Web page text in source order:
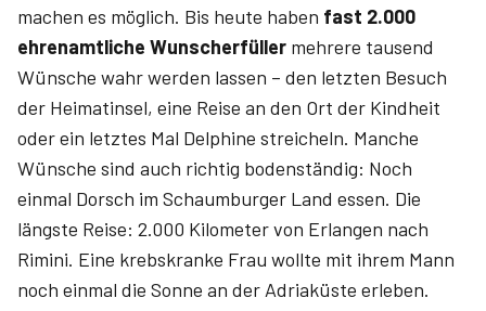
machen es möglich. Bis heute haben fast 2.000
ehrenamtliche Wunscherfüller mehrere tausend
Wünsche wahr werden lassen – den letzten Besuch
der Heimatinsel, eine Reise an den Ort der Kindheit
oder ein letztes Mal Delphine streicheln. Manche
Wünsche sind auch richtig bodenständig: Noch
einmal Dorsch im Schaumburger Land essen. Die
längste Reise: 2.000 Kilometer von Erlangen nach
Rimini. Eine krebskranke Frau wollte mit ihrem Mann
noch einmal die Sonne an der Adriaküste erleben.